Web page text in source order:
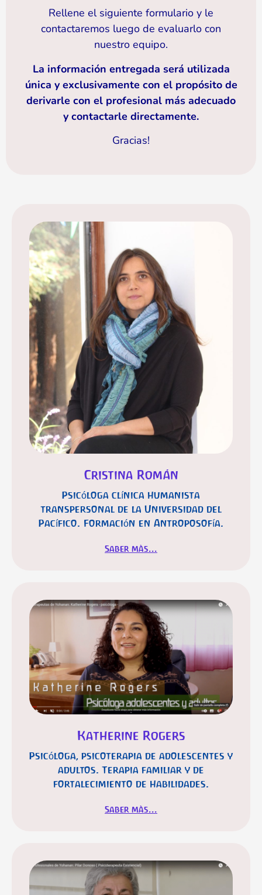
Rellene el siguiente formulario y le
contactaremos luego de evaluarlo con
nuestro equipo.
La información entregada será utilizada
única y exclusivamente con el propósito de
derivarle con el profesional más adecuado
y contactarle directamente.
Gracias!
Cristina Román
Psicóloga clínica humanista
transpersonal de la Universidad del
Pacífico. Formación en Antroposofía.
Saber màs...
Katherine Rogers
Psicóloga, psicoterapia de adolescentes y
adultos. Terapia familiar y de
fortalecimiento de habilidades.
Saber màs...